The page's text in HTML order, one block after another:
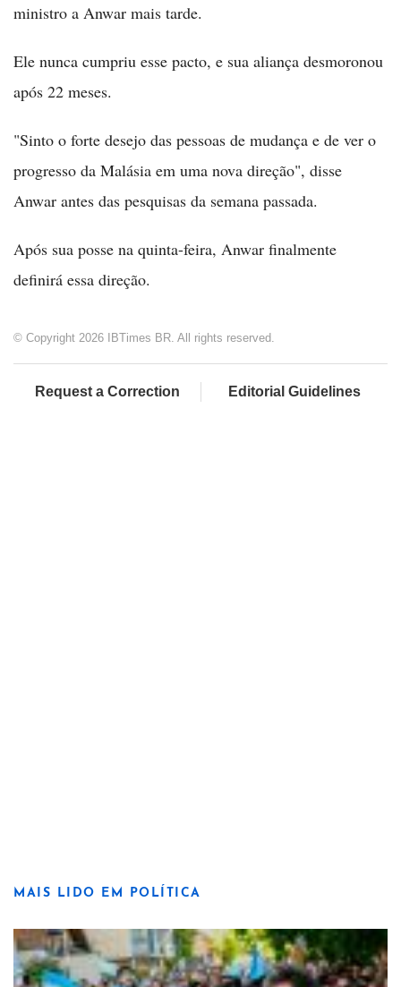
ministro a Anwar mais tarde.
Ele nunca cumpriu esse pacto, e sua aliança desmoronou
após 22 meses.
"Sinto o forte desejo das pessoas de mudança e de ver o
progresso da Malásia em uma nova direção", disse
Anwar antes das pesquisas da semana passada.
Após sua posse na quinta-feira, Anwar finalmente
definirá essa direção.
© Copyright 2026 IBTimes BR. All rights reserved.
Request a Correction Editorial Guidelines
MAIS LIDO EM POLÍTICA